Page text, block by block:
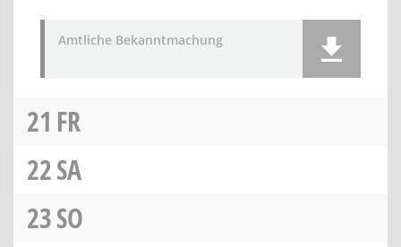
Amtliche Bekanntmachung
21 FR
22SA
23SO